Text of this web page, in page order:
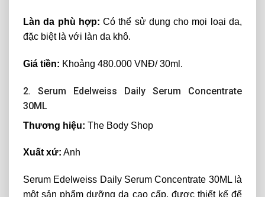
Làn da phù hợp: Có thể sử dụng cho mọi loại da,
đặc biệt là với làn da khô.
Giá tiền: Khoảng 480.000 VNĐ/ 30ml.
2. Serum Edelweiss Daily Serum Concentrate
30ML
Thương hiệu: The Body Shop
Xuất xứ: Anh
Serum Edelweiss Daily Serum Concentrate 30ML là
một sản phẩm dưỡng da cao cấp, được thiết kế để